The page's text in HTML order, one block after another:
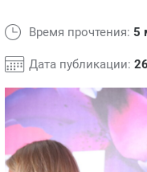
Время прочтения: 5
Дата публикации: